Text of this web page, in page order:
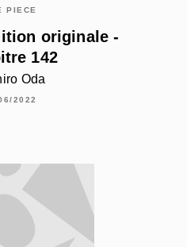
PIECE
originale -
142
Oda
2022